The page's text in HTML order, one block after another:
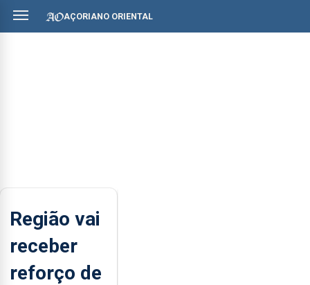
AÇORIANO ORIENTAL
Região vai
receber
reforço de